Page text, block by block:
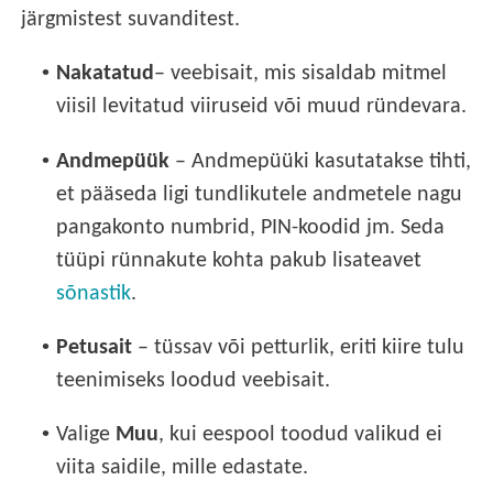
järgmistest suvanditest.
• Nakatatud– veebisait, mis sisaldab mitmel
viisil levitatud viiruseid või muud ründevara.
• Andmepüük – Andmepüüki kasutatakse tihti,
et pääseda ligi tundlikutele andmetele nagu
pangakonto numbrid, PIN-koodid jm. Seda
tüüpi rünnakute kohta pakub lisateavet
sõnastik.
• Petusait – tüssav või petturlik, eriti kiire tulu
teenimiseks loodud veebisait.
• Valige Muu, kui eespool toodud valikud ei
viita saidile, mille edastate.